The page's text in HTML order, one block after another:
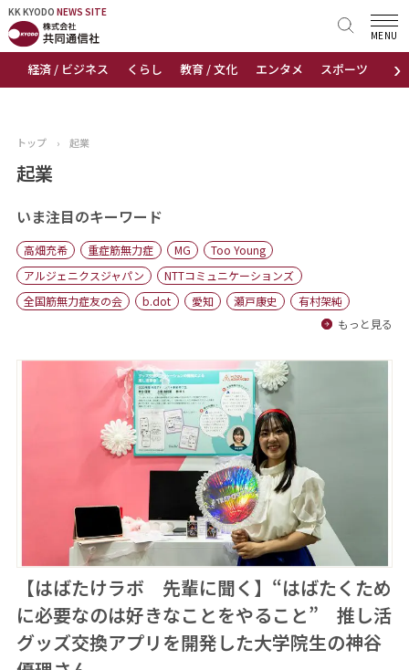
KK KYODO NEWS SITE
›
経済 / ビジネス くらし 教育 / 文化 エンタメ スポーツ 地域
MENU
KK KYODONEWS SITE
トップページ
ニュース
おすすめコンテンツ
出版物
会社概要
トップ › 起業
起業
いま注目のキーワード
高畑充希 重症筋無力症 MG
Too Young
アルジェニクスジャパン
NTTコミュニケーションズ
全国筋無力症友の会
b.dot 愛知 瀬戸康史
有村架純
もっと見る
【はばたけラボ 先輩に聞く】“はばたくため
に必要なのは好きなことをやること” 推し活
グッズ交換アプリを開発した大学院生の神谷